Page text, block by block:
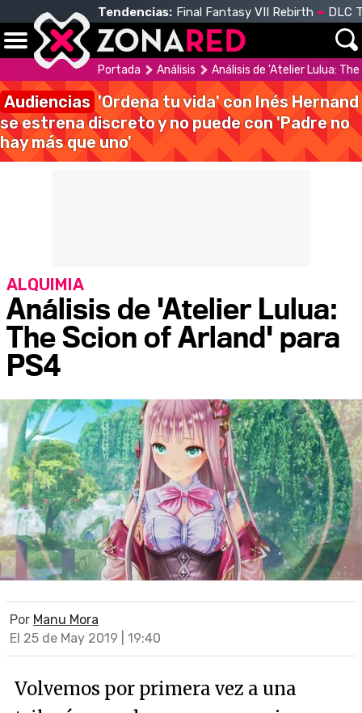
Tendencias: Final Fantasy VII Rebirth DLC
Portada Análisis Análisis de 'Atelier Lulua:
Audiencias 'Ordena tu vida' con Inés Hernand
se estrena discreto y no puede con 'Padre no
hay más que uno'
Análisis de 'Atelier Lulua:
The Scion of Arland' para
PS4
ALQUIMIA
Por Manu Mora
El 25 de May 2019 | 19:40
Volvemos por primera vez a una